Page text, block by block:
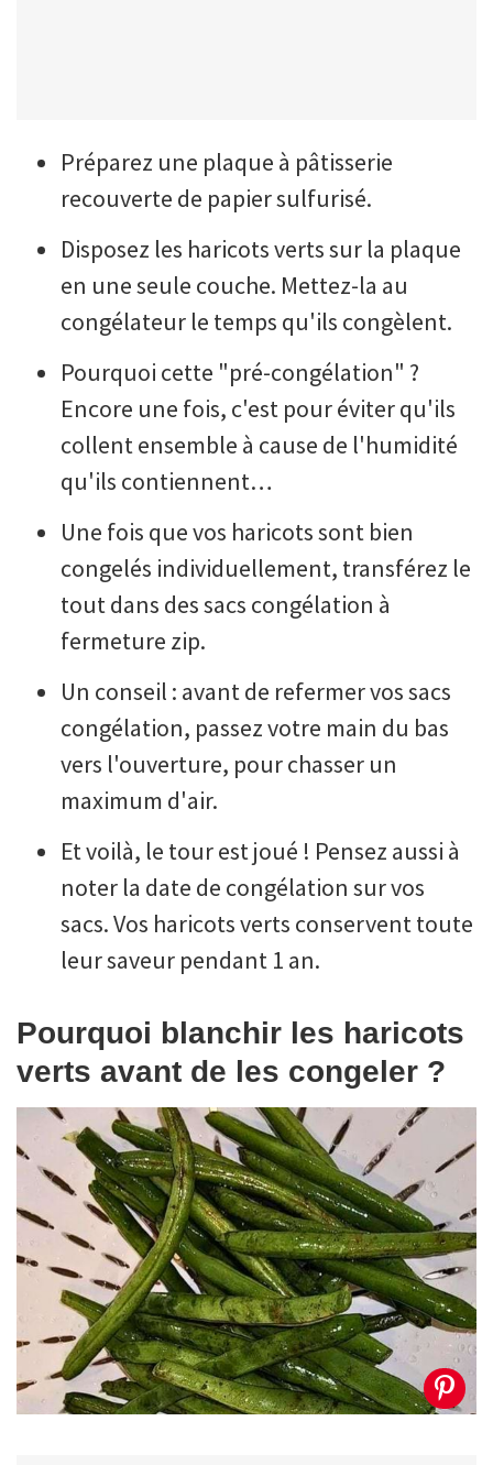
Préparez une plaque à pâtisserie
recouverte de papier sulfurisé.
Disposez les haricots verts sur la plaque
en une seule couche. Mettez-la au
congélateur le temps qu'ils congèlent.
Pourquoi cette "pré-congélation" ?
Encore une fois, c'est pour éviter qu'ils
collent ensemble à cause de l'humidité
qu'ils contiennent…
Une fois que vos haricots sont bien
congelés individuellement, transférez le
tout dans des sacs congélation à
fermeture zip.
Un conseil : avant de refermer vos sacs
congélation, passez votre main du bas
vers l'ouverture, pour chasser un
maximum d'air.
Et voilà, le tour est joué ! Pensez aussi à
noter la date de congélation sur vos
sacs. Vos haricots verts conservent toute
leur saveur pendant 1 an.
Pourquoi blanchir les haricots
verts avant de les congeler ?